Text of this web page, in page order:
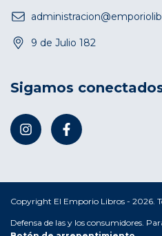
9 de Julio 182
Sigamos
Copyright El Emporio Libros - 2026.
Defensa de las y los consumidores.